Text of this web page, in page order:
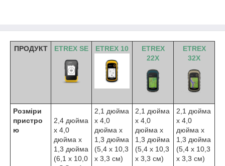
ПРОДУКТ ETREX SE ETREX 10
ETREX
22X
ETREX
32X
Розміри
пристро
ю
2,4 дюйма
x 4,0
дюйма x
1,3 дюйма
(6,1 x 10,0
2,1 дюйма
x 4,0
дюйма x
1,3 дюйма
(5,4 x 10,3
x 3,3 см)
2,1 дюйма
x 4,0
дюйма x
1,3 дюйма
(5,4 x 10,3
x 3,3 см)
2,1 дюйма
x 4,0
дюйма x
1,3 дюйма
(5,4 x 10,3
x 3,3 см)